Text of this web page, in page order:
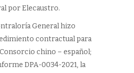
por Elecaustro.
General hizo
contractual para
chino – español;
DPA-0034-2021, la